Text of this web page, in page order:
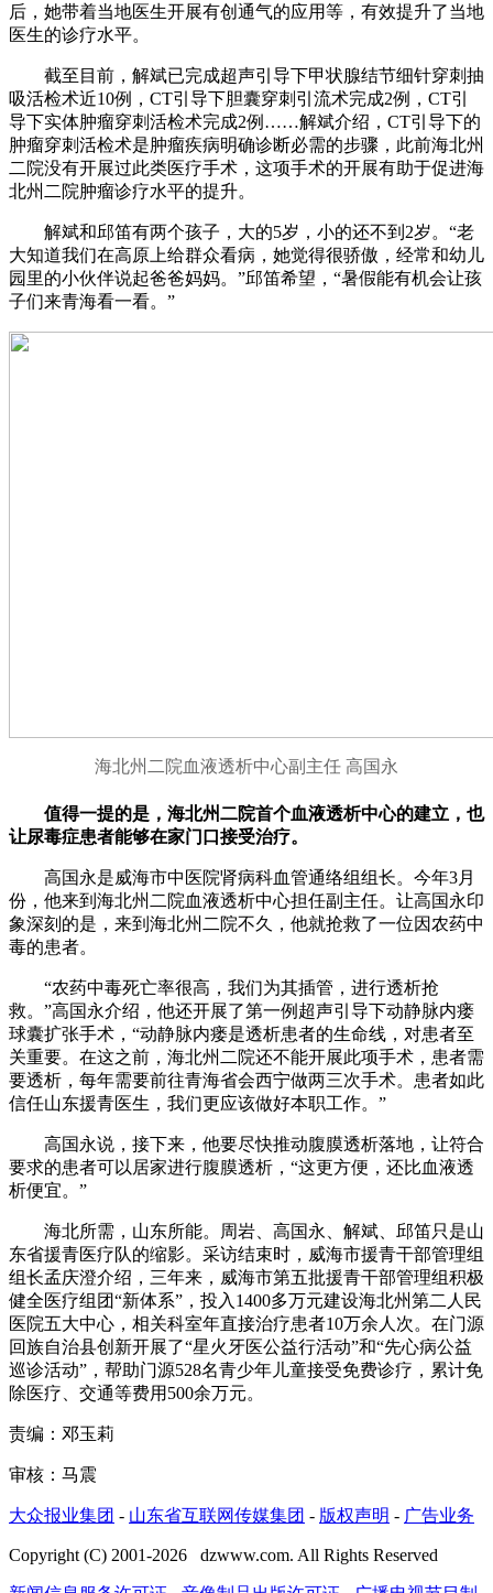
后，她带着当地医生开展有创通气的应用等，有效提升了当地
医生的诊疗水平。
截至目前，解斌已完成超声引导下甲状腺结节细针穿刺抽
吸活检术近10例，CT引导下胆囊穿刺引流术完成2例，CT引
导下实体肿瘤穿刺活检术完成2例……解斌介绍，CT引导下的
肿瘤穿刺活检术是肿瘤疾病明确诊断必需的步骤，此前海北州
二院没有开展过此类医疗手术，这项手术的开展有助于促进海
北州二院肿瘤诊疗水平的提升。
解斌和邱笛有两个孩子，大的5岁，小的还不到2岁。“老
大知道我们在高原上给群众看病，她觉得很骄傲，经常和幼儿
园里的小伙伴说起爸爸妈妈。”邱笛希望，“暑假能有机会让孩
子们来青海看一看。”
海北州二院血液透析中心副主任 高国永
值得一提的是，海北州二院首个血液透析中心的建立，也
让尿毒症患者能够在家门口接受治疗。
高国永是威海市中医院肾病科血管通络组组长。今年3月
份，他来到海北州二院血液透析中心担任副主任。让高国永印
象深刻的是，来到海北州二院不久，他就抢救了一位因农药中
毒的患者。
“农药中毒死亡率很高，我们为其插管，进行透析抢
救。”高国永介绍，他还开展了第一例超声引导下动静脉内瘘
球囊扩张手术，“动静脉内瘘是透析患者的生命线，对患者至
关重要。在这之前，海北州二院还不能开展此项手术，患者需
要透析，每年需要前往青海省会西宁做两三次手术。患者如此
信任山东援青医生，我们更应该做好本职工作。”
高国永说，接下来，他要尽快推动腹膜透析落地，让符合
要求的患者可以居家进行腹膜透析，“这更方便，还比血液透
析便宜。”
海北所需，山东所能。周岩、高国永、解斌、邱笛只是山
东省援青医疗队的缩影。采访结束时，威海市援青干部管理组
组长孟庆澄介绍，三年来，威海市第五批援青干部管理组积极
健全医疗组团“新体系”，投入1400多万元建设海北州第二人民
医院五大中心，相关科室年直接治疗患者10万余人次。在门源
回族自治县创新开展了“星火牙医公益行活动”和“先心病公益
巡诊活动”，帮助门源528名青少年儿童接受免费诊疗，累计免
除医疗、交通等费用500余万元。
责编：邓玉莉
审核：马震
大众报业集团 - 山东省互联网传媒集团 - 版权声明 - 广告业务
Copyright (C) 2001-2026 dzwww.com. All Rights Reserved